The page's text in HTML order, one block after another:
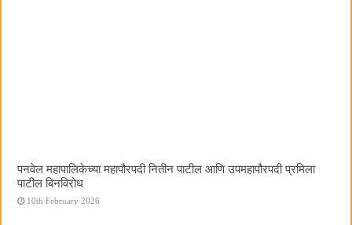
पनवेल महापालिकेच्या महापौरपदी नितीन पाटील आणि उपमहापौरपदी प्रमिला
पाटील बिनविरोध
10th February 2026